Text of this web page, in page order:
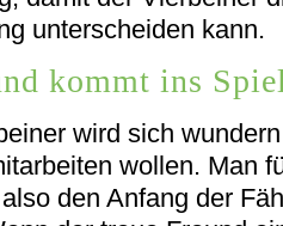
unterscheiden kann.
kommt ins
wird sich
wollen. Man
den Anfang der